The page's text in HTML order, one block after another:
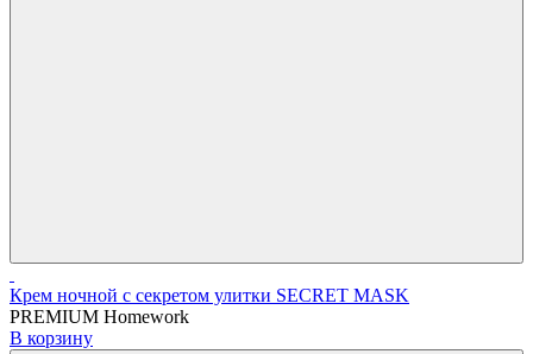
Крем ночной c секретом улитки SECRET MASK
PREMIUM Homework
В корзину